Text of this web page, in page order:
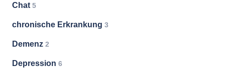
Chat 5
chronische Erkrankung 3
Demenz 2
Depression 6